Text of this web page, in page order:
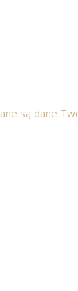
są dane